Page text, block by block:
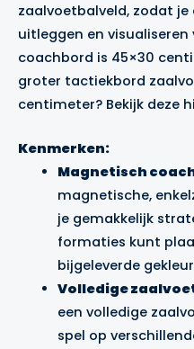
zaalvoetbalveld, zodat
uitleggen en visualiseren
coachbord is 45×30
groter tactiekbord
centimeter? Bekijk deze
Kenmerken:
Magnetisch
magnetische,
je gemakkelijk
formaties kunt
bijgeleverde
Volledige
een volledige
spel op